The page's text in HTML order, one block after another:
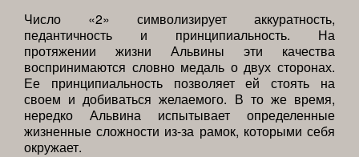
Число «2» символизирует аккуратность,
педантичность и принципиальность. На
протяжении жизни Альвины эти качества
воспринимаются словно медаль о двух сторонах.
Ее принципиальность позволяет ей стоять на
своем и добиваться желаемого. В то же время,
нередко Альвина испытывает определенные
жизненные сложности из-за рамок, которыми себя
окружает.